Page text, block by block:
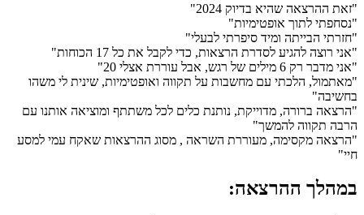
"זאת ההרצאה שהיא בדיוק 2024"
"נסחפתי לתוך אופטימיות"
"חזרתי הבייתה ומיד סיפרתי לבעלי"
"אני רוצה להגיע לסדרת הרצאות, כדי לקבל את כל 17 הכוחות"
"אני מדבר רק 6 מילים של רגש, אבל עוררת אצלי 20"
"מאתמול, הלכתי עם מחשבות על תקווה ואופטימיות, שינית לי משהו
בחשיבה"
"הרצאה ברורה, מדוייקת, נותנת כלים לכל משתתף ומוציאה אותנו עם
הרבה תקווה להמשך"
"הרצאה מקסימה, מעוררת השראה , מסוג ההרצאות שאקח עמי למסע
חיי"
במהלך ההרצאה: